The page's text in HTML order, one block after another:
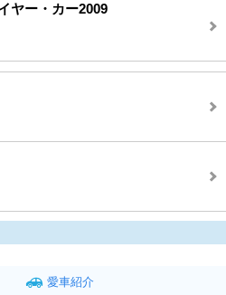
ヤー・カー2009
愛車紹介